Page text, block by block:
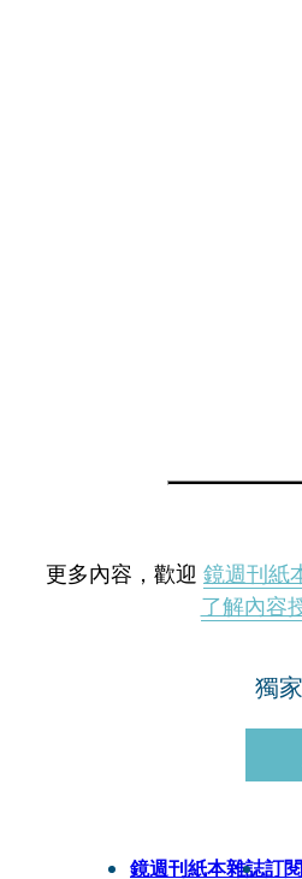
更多內容，歡迎 鏡週刊紙
了解內容
獨
鏡週刊紙本雜誌訂